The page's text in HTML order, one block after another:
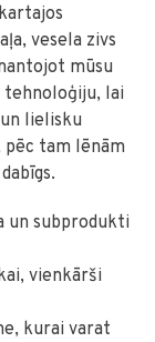
vesela zivs
mūsu
lai
lielisku
pēc tam lēnām
un subprodukti
vienkārši
kurai varat